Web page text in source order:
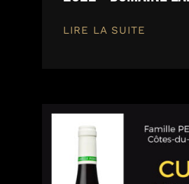
LIRE LA SUITE